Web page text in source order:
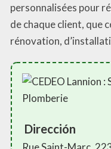
personnalisées pour
de chaque client, que
rénovation,
Dirección